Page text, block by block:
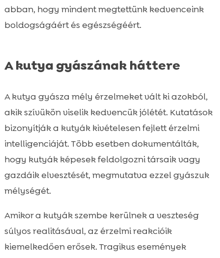
abban, hogy mindent megtettünk kedvenceink
boldogságáért és egészségéért.
A kutya gyászának háttere
A kutya gyásza mély érzelmeket vált ki azokból,
akik szívükön viselik kedvencük jólétét. Kutatások
bizonyítják a kutyák kivételesen fejlett érzelmi
intelligenciáját. Több esetben dokumentálták,
hogy kutyák képesek feldolgozni társaik vagy
gazdáik elvesztését, megmutatva ezzel gyászuk
mélységét.
Amikor a kutyák szembe kerülnek a veszteség
súlyos realitásával, az érzelmi reakcióik
kiemelkedően erősek. Tragikus események